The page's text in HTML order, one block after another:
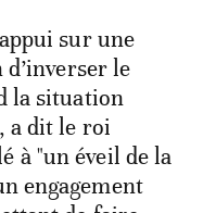
sur une
le
la situation
a dit le roi
à "un éveil de la
engagement